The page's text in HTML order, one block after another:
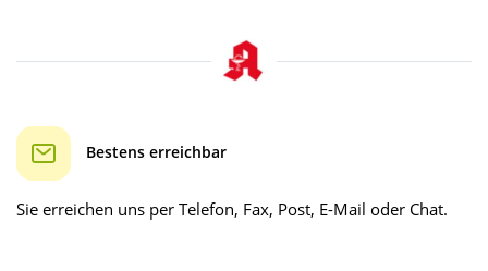
Bestens erreichbar
Sie erreichen uns per Telefon, Fax, Post, E-Mail oder Chat.